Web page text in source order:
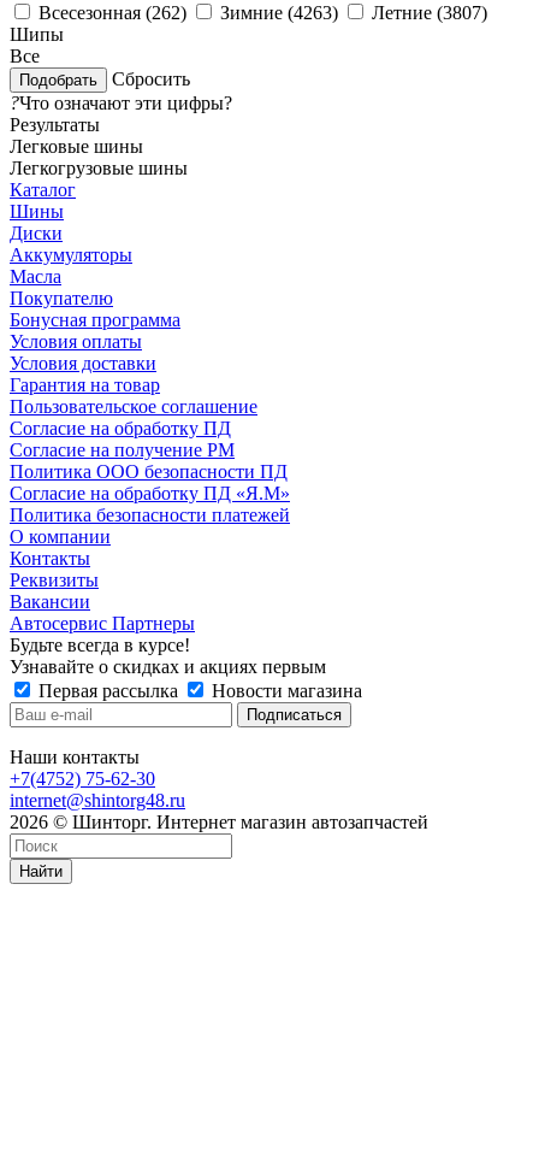
Всесезонная (262) Зимние (4263) Летние (3807)
Шипы
Все
Сбросить
?Что означают эти цифры?
Результаты
Легковые шины
Легкогрузовые шины
Каталог
Шины
Диски
Аккумуляторы
Масла
Покупателю
Бонусная программа
Условия оплаты
Условия доставки
Гарантия на товар
Пользовательское соглашение
Согласие на обработку ПД
Согласие на получение РМ
Политика ООО безопасности ПД
Согласие на обработку ПД «Я.М»
Политика безопасности платежей
О компании
Контакты
Реквизиты
Вакансии
Автосервис Партнеры
Будьте всегда в курсе!
Узнавайте о скидках и акциях первым
Первая рассылка
Новости магазина
Наши контакты
+7(4752) 75-62-30
internet@shintorg48.ru
2026 © Шинторг. Интернет магазин автозапчастей
Найти